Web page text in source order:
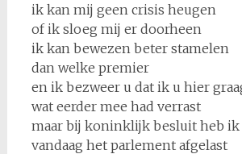
ik kan mij geen crisis heugen
of ik sloeg mij er doorheen
ik kan bewezen beter stamelen
dan welke premier
en ik bezweer u dat ik u hier
wat eerder mee had verrast
maar bij koninklijk besluit heb ik
vandaag het parlement afgelast